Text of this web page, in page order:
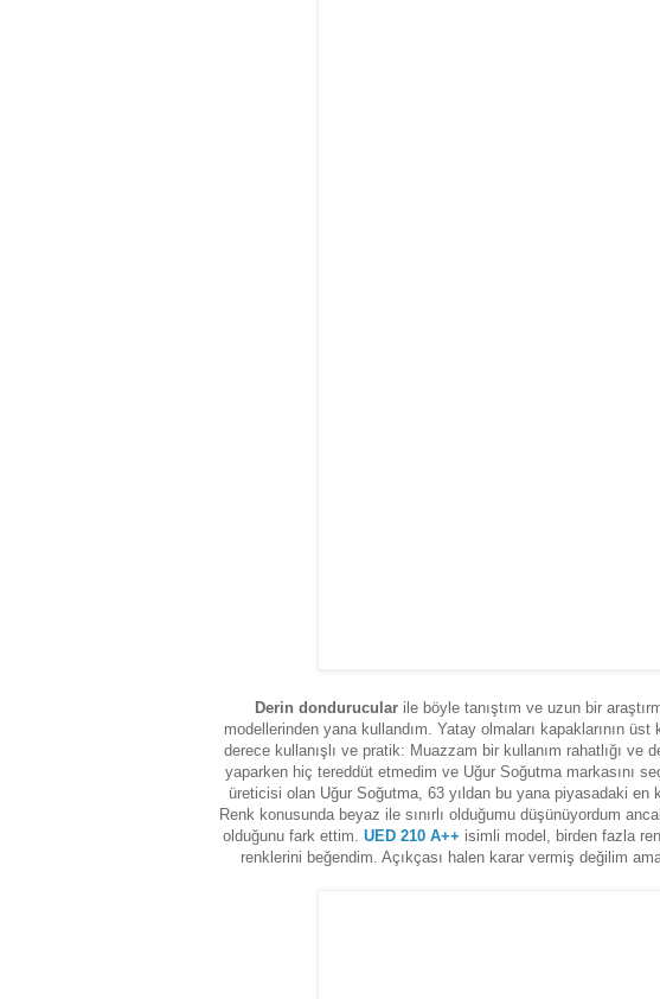
Derin dondurucularile böyle tanıştım ve uzun bir
modellerinden yana kullandım. Yatay olmaları kapaklarının üst
derece kullanışlı ve pratik: Muazzam bir kullanım rahatlığı ve
yaparken hiç tereddüt etmedim ve Uğur Soğutma markasını
üreticisi olan Uğur Soğutma, 63 yıldan bu yana piyasadaki en
Renk konusunda beyaz ile sınırlı olduğumu düşünüyordum
olduğunu fark ettim. UED 210 A++ isimli model, birden fazla
renklerini beğendim. Açıkçası halen karar vermiş değilim